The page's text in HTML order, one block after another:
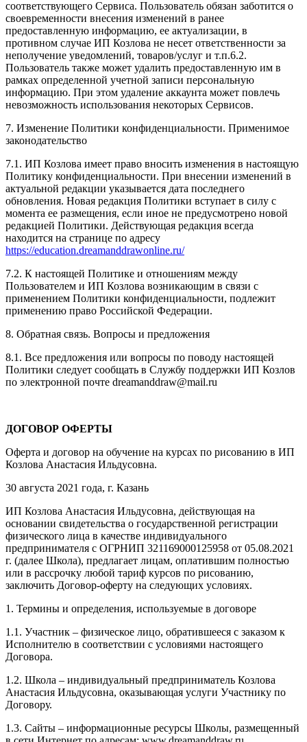
соответствующего Сервиса. Пользователь обязан заботится о
своевременности внесения изменений в ранее
предоставленную информацию, ее актуализации, в
противном случае ИП Козлова не несет ответственности за
неполучение уведомлений, товаров/услуг и т.п.6.2.
Пользователь также может удалить предоставленную им в
рамках определенной учетной записи персональную
информацию. При этом удаление аккаунта может повлечь
невозможность использования некоторых Сервисов.
7. Изменение Политики конфиденциальности. Применимое
законодательство
7.1. ИП Козлова имеет право вносить изменения в настоящую
Политику конфиденциальности. При внесении изменений в
актуальной редакции указывается дата последнего
обновления. Новая редакция Политики вступает в силу с
момента ее размещения, если иное не предусмотрено новой
редакцией Политики. Действующая редакция всегда
находится на странице по адресу
https://education.dreamanddrawonline.ru/
7.2. К настоящей Политике и отношениям между
Пользователем и ИП Козлова возникающим в связи с
применением Политики конфиденциальности, подлежит
применению право Российской Федерации.
8. Обратная связь. Вопросы и предложения
8.1. Все предложения или вопросы по поводу настоящей
Политики следует сообщать в Службу поддержки ИП Козлов
по электронной почте dreamanddraw@mail.ru
ДОГОВОР ОФЕРТЫ
Оферта и договор на обучение на курсах по рисованию в ИП
Козлова Анастасия Ильдусовна.
30 августа 2021 года, г. Казань
ИП Козлова Анастасия Ильдусовна, действующая на
основании свидетельства о государственной регистрации
физического лица в качестве индивидуального
предпринимателя с ОГРНИП 321169000125958 от 05.08.2021
г. (далее Школа), предлагает лицам, оплатившим полностью
или в рассрочку любой тариф курсов по рисованию,
заключить Договор-оферту на следующих условиях.
1. Термины и определения, используемые в договоре
1.1. Участник – физическое лицо, обратившееся с заказом к
Исполнителю в соответствии с условиями настоящего
Договора.
1.2. Школа – индивидуальный предприниматель Козлова
Анастасия Ильдусовна, оказывающая услуги Участнику по
Договору.
1.3. Сайты – информационные ресурсы Школы, размещенный